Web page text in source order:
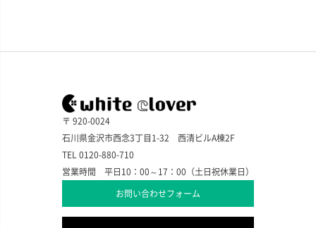
〒 920-0024
石川県金沢市西念3丁目1-32 西清ビルA棟2F
TEL 0120-880-710
営業時間 平日10：00～17：00（土日祝休業日）
お問い合わせフォーム